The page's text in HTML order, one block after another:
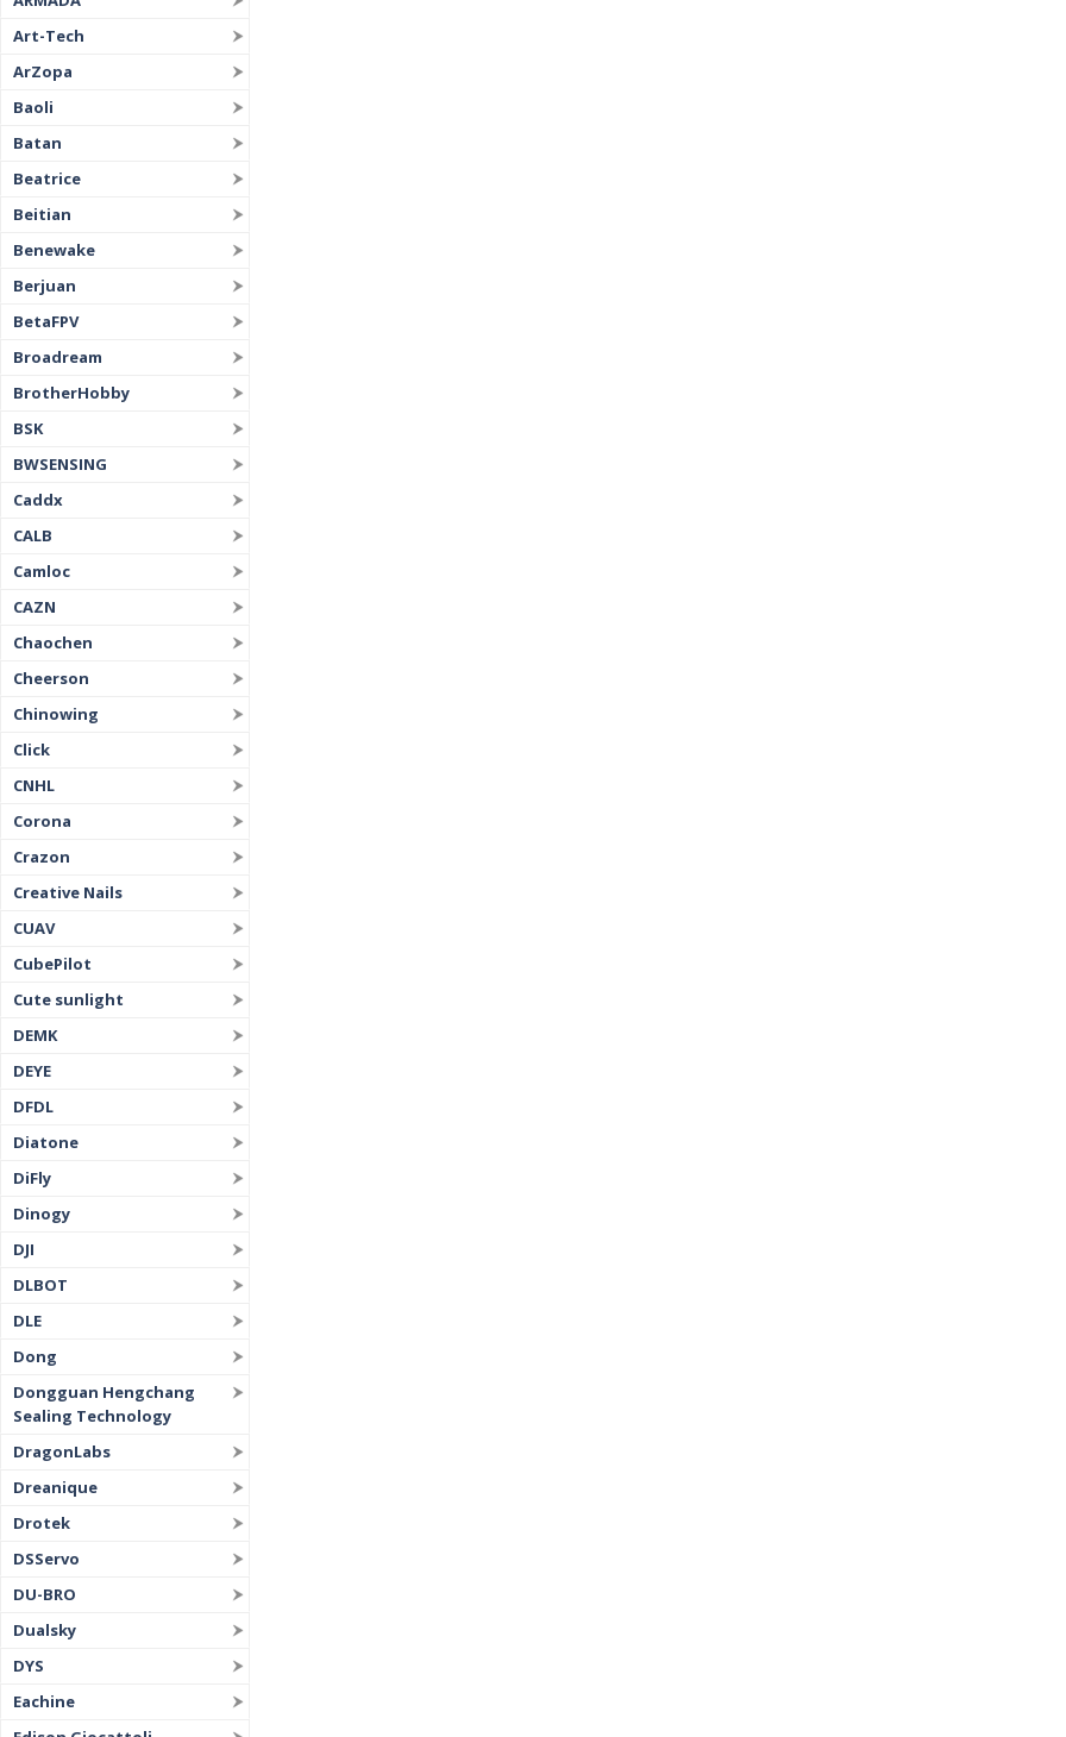
Art-Tech
ArZopa
Baoli
Batan
Beatrice
Beitian
Benewake
Berjuan
BetaFPV
Broadream
BrotherHobby
BSK
BWSENSING
Caddx
CALB
Camloc
CAZN
Chaochen
Cheerson
Chinowing
Click
CNHL
Corona
Crazon
Creative Nails
CUAV
CubePilot
Cute sunlight
DEMK
DEYE
DFDL
Diatone
DiFly
Dinogy
DJI
DLBOT
DLE
Dong
Dongguan Hengchang
Sealing Technology
DragonLabs
Dreanique
Drotek
DSServo
DU-BRO
Dualsky
DYS
Eachine